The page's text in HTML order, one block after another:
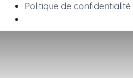
Politique de confidentialité